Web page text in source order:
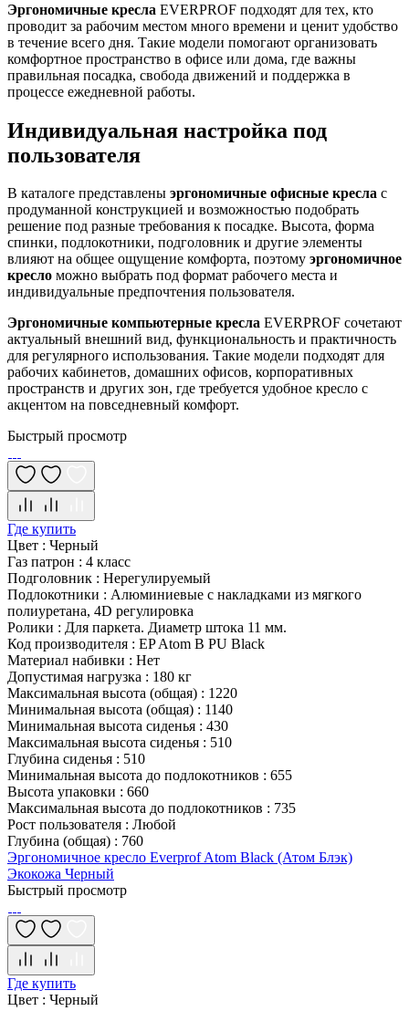
Эргономичные кресла EVERPROF подходят для тех, кто
проводит за рабочим местом много времени и ценит удобство
в течение всего дня. Такие модели помогают организовать
комфортное пространство в офисе или дома, где важны
правильная посадка, свобода движений и поддержка в
процессе ежедневной работы.
Индивидуальная настройка под
пользователя
В каталоге представлены эргономичные офисные кресла с
продуманной конструкцией и возможностью подобрать
решение под разные требования к посадке. Высота, форма
спинки, подлокотники, подголовник и другие элементы
влияют на общее ощущение комфорта, поэтому эргономичное
кресло можно выбрать под формат рабочего места и
индивидуальные предпочтения пользователя.
Эргономичные компьютерные кресла EVERPROF сочетают
актуальный внешний вид, функциональность и практичность
для регулярного использования. Такие модели подходят для
рабочих кабинетов, домашних офисов, корпоративных
пространств и других зон, где требуется удобное кресло с
акцентом на повседневный комфорт.
Быстрый просмотр
Где купить
Цвет : Черный
Газ патрон : 4 класс
Подголовник : Нерегулируемый
Подлокотники : Алюминиевые с накладками из мягкого
полиуретана, 4D регулировка
Ролики : Для паркета. Диаметр штока 11 мм.
Код производителя : EP Atom B PU Black
Материал набивки : Нет
Допустимая нагрузка : 180 кг
Максимальная высота (общая) : 1220
Минимальная высота (общая) : 1140
Минимальная высота сиденья : 430
Максимальная высота сиденья : 510
Глубина сиденья : 510
Минимальная высота до подлокотников : 655
Высота упаковки : 660
Максимальная высота до подлокотников : 735
Рост пользователя : Любой
Глубина (общая) : 760
Эргономичное кресло Everprof Atom Black (Атом Блэк)
Экокожа Черный
Быстрый просмотр
Где купить
Цвет : Черный